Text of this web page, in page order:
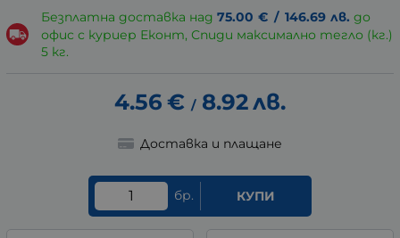
Безплатна доставка над 75.00 € / 146.69 лв. до
офис с куриер Еконт, Спиди максимално тегло (кг.)
5 кг.
4.56 € / 8.92лв.
Доставка и плащане
бр. КУПИ